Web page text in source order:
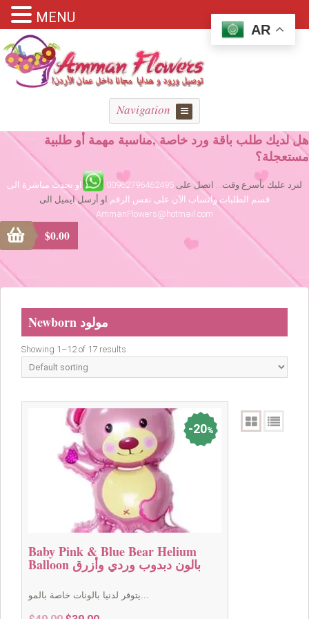
Navigation
هل لديك طلب باقة ورد خاصة ,مناسبة مهمة أو طلبية
مستعجلة؟
لنرد عليك بأسرع وقت... اتصل على 00962796462495
او تحدث مباشرة الى
قسم الطلبات واتساب الآن على نفس الرقم او أرسل ايميل الى
AmmanFlowers@hotmail.com
$0.00
Newborn مولود
Showing 1–12 of 17 results
20%
Baby Pink & Blue Bear Helium
Balloon بالون دبدوب وردي وأزرق
يتوفر لدنيا بالونات خاصة بالمو...
AR
MENU